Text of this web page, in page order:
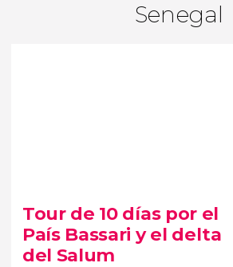
Senegal
Tour de 10 días por el
País Bassari y el delta
del Salum